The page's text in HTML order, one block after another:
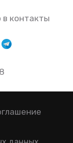
в контакты